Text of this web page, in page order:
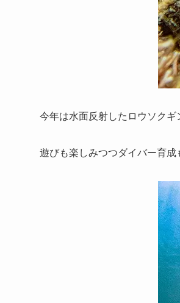
今年は水面反射したロウソクギ
遊びも楽しみつつダイバー育成